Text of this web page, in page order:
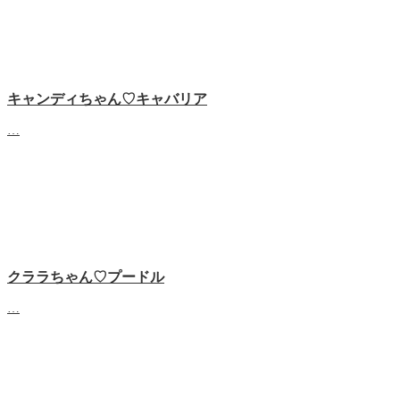
キャンディちゃん♡キャバリア
クララちゃん♡プードル